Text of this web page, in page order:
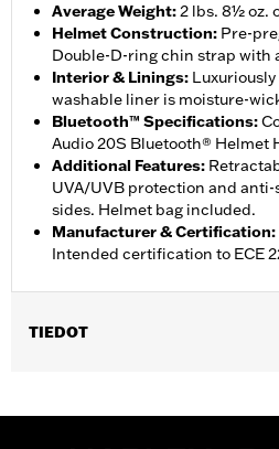
Average Weight:2 lbs. 8½ oz.
Helmet Construction: Pre-
Double-D-ring chin strap with
Interior & Linings:
washable liner is moisture-
Bluetooth™ Specifications:
Audio 20S Bluetooth® Helmet
Additional Features:
UVA/UVB protection and
sides. Helmet bag included.
Manufacturer & Certification:
Intended certification to ECE
TIEDOT
Functional Features:Removable